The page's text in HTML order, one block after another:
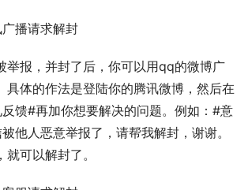
播请求解封
报，并封了后，你可以用qq的微博广
具体的作法是登陆你的腾讯微博，然后在
馈#再加你想要解决的问题。例如：#意
他人恶意举报了，请帮我解封，谢谢。
可以解封了。